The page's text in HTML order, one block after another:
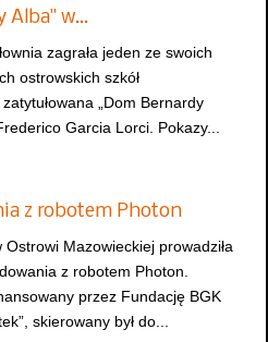
Alba" w…
zagrała jeden ze swoich
ostrowskich szkół
„Dom Bernardy
Garcia Lorci. Pokazy...
z robotem Photon
Mazowieckiej prowadziła
z robotem Photon.
przez Fundację BGK
skierowany był do...